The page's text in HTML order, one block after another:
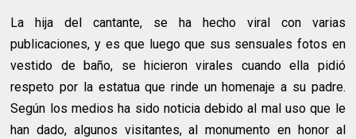
La hija del cantante, se ha hecho viral con varias
publicaciones, y es que luego que sus sensuales fotos en
vestido de baño, se hicieron virales cuando ella pidió
respeto por la estatua que rinde un homenaje a su padre.
Según los medios ha sido noticia debido al mal uso que le
han dado, algunos visitantes, al monumento en honor al